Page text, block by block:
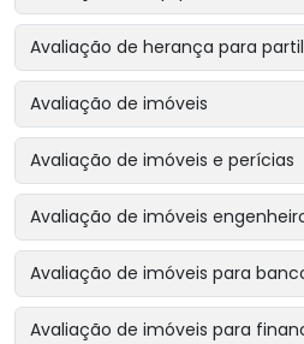
Avaliação de herança para
Avaliação de imóveis
Avaliação de imóveis e perícias
Avaliação de imóveis
Avaliação de imóveis para
Avaliação de imóveis para